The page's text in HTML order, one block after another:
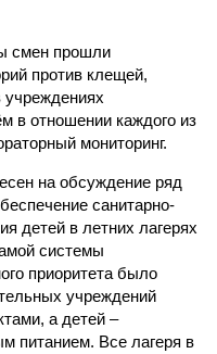
смен прошли
против клещей,
учреждениях
в отношении каждого из
мониторинг.
на обсуждение ряд
санитарно-
детей в летних лагерях
системы
приоритета было
учреждений
а детей –
питанием. Все лагеря в